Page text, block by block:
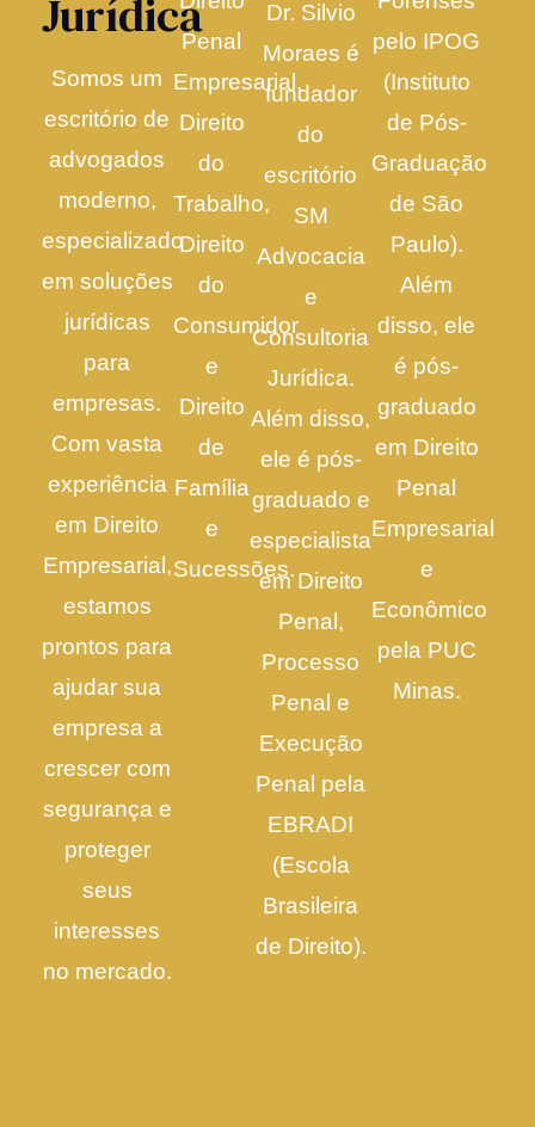
Jurídica
Somos um
escritório de
advogados
moderno,
especializado
em soluções
jurídicas
para
empresas.
Com vasta
experiência
em Direito
Empresarial,
estamos
prontos para
ajudar sua
empresa a
crescer com
segurança e
proteger
seus
interesses
no mercado.
Penal
Empresarial,
Direito
do
Trabalho,
Direito
do
Consumidor
e
Direito
de
Família
e
Sucessões.
Dr. Silvio
Moraes é
fundador
do
escritório
SM
Advocacia
e
Consultoria
Jurídica.
Além disso,
ele é pós-
graduado e
especialista
em Direito
Penal,
Processo
Penal e
Execução
Penal pela
EBRADI
(Escola
Brasileira
de Direito).
pelo IPOG
(Instituto
de Pós-
Graduação
de São
Paulo).
Além
disso, ele
é pós-
graduado
em Direito
Penal
Empresarial
e
Econômico
pela PUC
Minas.